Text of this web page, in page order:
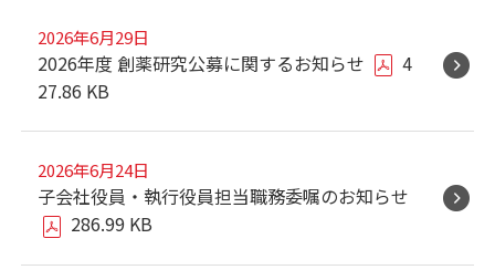
2026年6月29日
2026年度 創薬研究公募に関するお知らせ
4
27.86 KB
2026年6月24日
子会社役員・執行役員担当職務委嘱のお知らせ
286.99 KB